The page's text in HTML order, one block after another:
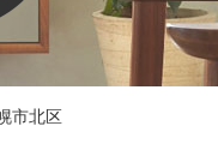
市北区